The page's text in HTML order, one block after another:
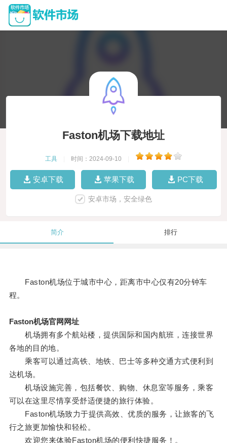
Faston机场下载地址
工具 时间：2024-09-10
安卓下载 苹果下载 PC下载
安卓市场，安全绿色
简介 排行
Faston机场位于城市中心，距离市中心仅有20分钟车
程。
Faston机场官网网址
机场拥有多个航站楼，提供国际和国内航班，连接世界
各地的目的地。
乘客可以通过高铁、地铁、巴士等多种交通方式便利到
达机场。
机场设施完善，包括餐饮、购物、休息室等服务，乘客
可以在这里尽情享受舒适便捷的旅行体验。
Faston机场致力于提供高效、优质的服务，让旅客的飞
行之旅更加愉快和轻松。
欢迎您来体验Faston机场的便利快捷服务！。